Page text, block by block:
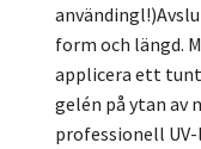
form och längd.
applicera ett tunt
gelén på ytan av
professionell